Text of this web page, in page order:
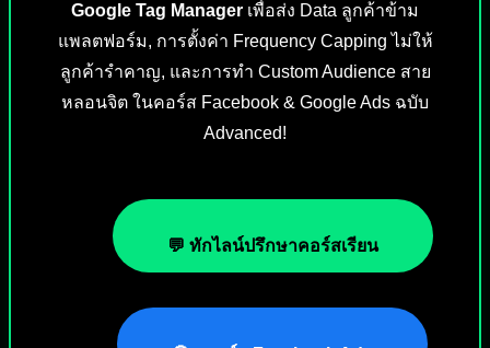
Google Tag Manager เพื่อส่ง Data ลูกค้าข้าม
แพลตฟอร์ม, การตั้งค่า Frequency Capping ไม่ให้
ลูกค้ารำคาญ, และการทำ Custom Audience สาย
หลอนจิต ในคอร์ส Facebook & Google Ads ฉบับ
Advanced!
💬 ทักไลน์ปรึกษาคอร์สเรียน